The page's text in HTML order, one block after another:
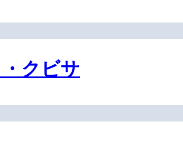
クビサ